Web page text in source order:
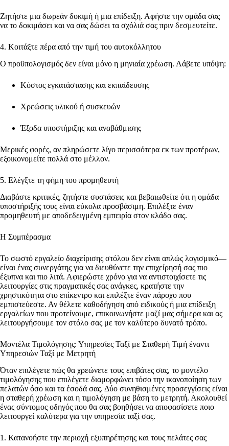
Ζητήστε μια δωρεάν δοκιμή ή μια επίδειξη. Αφήστε την ομάδα σας
να το δοκιμάσει και να σας δώσει τα σχόλιά σας πριν δεσμευτείτε.
4. Κοιτάξτε πέρα από την τιμή του αυτοκόλλητου
Ο προϋπολογισμός δεν είναι μόνο η μηνιαία χρέωση. Λάβετε υπόψη:
Κόστος εγκατάστασης και εκπαίδευσης
Χρεώσεις υλικού ή συσκευών
Έξοδα υποστήριξης και αναβάθμισης
Μερικές φορές, αν πληρώσετε λίγο περισσότερα εκ των προτέρων,
εξοικονομείτε πολλά στο μέλλον.
5. Ελέγξτε τη φήμη του προμηθευτή
Διαβάστε κριτικές, ζητήστε συστάσεις και βεβαιωθείτε ότι η ομάδα
υποστήριξής τους είναι εύκολα προσβάσιμη. Επιλέξτε έναν
προμηθευτή με αποδεδειγμένη εμπειρία στον κλάδο σας.
Η Συμπέρασμα
Το σωστό εργαλείο διαχείρισης στόλου δεν είναι απλώς λογισμικό—
είναι ένας συνεργάτης για να διευθύνετε την επιχείρησή σας πιο
έξυπνα και πιο λιτά. Αφιερώστε χρόνο για να αντιστοιχίσετε τις
λειτουργίες στις πραγματικές σας ανάγκες, κρατήστε την
χρηστικότητα στο επίκεντρο και επιλέξτε έναν πάροχο που
εμπιστεύεστε. Αν θέλετε καθοδήγηση από ειδικούς ή μια επίδειξη
εργαλείων που προτείνουμε, επικοινωνήστε μαζί μας σήμερα και ας
λειτουργήσουμε τον στόλο σας με τον καλύτερο δυνατό τρόπο.
Μοντέλα Τιμολόγησης: Υπηρεσίες Ταξί με Σταθερή Τιμή έναντι
Υπηρεσιών Ταξί με Μετρητή
Όταν επιλέγετε πώς θα χρεώνετε τους επιβάτες σας, το μοντέλο
τιμολόγησης που επιλέγετε διαμορφώνει τόσο την ικανοποίηση των
πελατών όσο και τα έσοδά σας. Δύο συνηθισμένες προσεγγίσεις είναι
η σταθερή χρέωση και η τιμολόγηση με βάση το μετρητή. Ακολουθεί
ένας σύντομος οδηγός που θα σας βοηθήσει να αποφασίσετε ποιο
λειτουργεί καλύτερα για την υπηρεσία ταξί σας.
1. Κατανοήστε την περιοχή εξυπηρέτησης και τους πελάτες σας